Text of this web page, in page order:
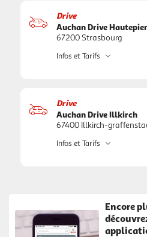
Drive
Auchan Drive
67200 Strasbourg
Infos et Tarifs
Drive
Auchan Drive Illkirch
67400 Illkirch-
Infos et Tarifs
Encore